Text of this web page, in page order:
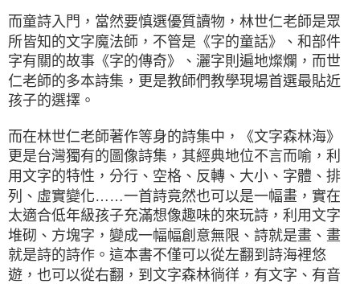
而童詩入門，當然要慎選優質讀物，林世仁老師是眾
所皆知的文字魔法師，不管是《字的童話》、和部件
字有關的故事《字的傳奇》、灑字則遍地燦爛，而世
仁老師的多本詩集，更是教師們教學現場首選最貼近
孩子的選擇。
而在林世仁老師著作等身的詩集中，《文字森林海》
更是台灣獨有的圖像詩集，其經典地位不言而喻，利
用文字的特性，分行、空格、反轉、大小、字體、排
列、虛實變化……一首詩竟然也可以是一幅畫，實在
太適合低年級孩子充滿想像趣味的來玩詩，利用文字
堆砌、方塊字，變成一幅幅創意無限、詩就是畫、畫
就是詩的詩作。這本書不僅可以從左翻到詩海裡悠
遊，也可以從右翻，到文字森林徜徉，有文字、有音